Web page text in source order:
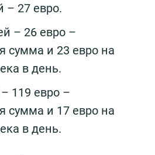
– 27 евро.
– 26 евро –
сумма и 23 евро на
в день.
119 евро –
сумма и 17 евро на
в день.